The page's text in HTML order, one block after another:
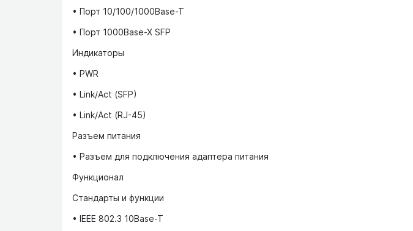
• Порт 10/100/1000Base-T
• Порт 1000Base-X SFP
Индикаторы
• PWR
• Link/Act (SFP)
• Link/Act (RJ-45)
Разъем питания
• Разъем для подключения адаптера питания
Функционал
Стандарты и функции
• IEEE 802.3 10Base-T